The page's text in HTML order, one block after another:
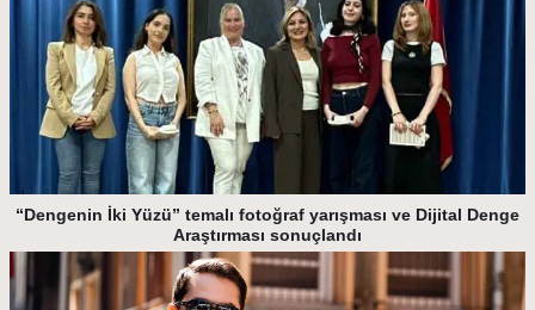
“Dengenin İki Yüzü” temalı fotoğraf yarışması ve Dijital Denge
Araştırması sonuçlandı